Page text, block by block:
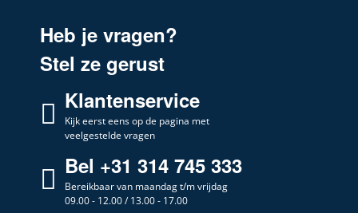
Heb je vragen?
Stel ze gerust
Klantenservice
Kijk eerst eens op de pagina met
veelgestelde vragen
Bel +31 314 745 333
Bereikbaar van maandag t/m vrijdag
09.00 - 12.00 / 13.00 - 17.00